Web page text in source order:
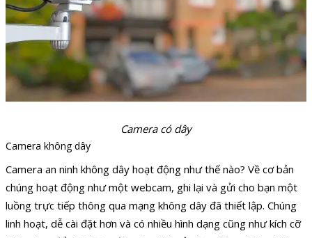
Camera có dây
Camera không dây
Camera an ninh không dây hoạt động như thế nào? Về cơ bản
chúng hoạt động như một webcam, ghi lại và gửi cho bạn một
luồng trực tiếp thông qua mạng không dây đã thiết lập. Chúng
linh hoạt, dễ cài đặt hơn và có nhiều hình dạng cũng như kích cỡ